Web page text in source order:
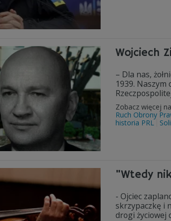
Wojciech
– Dla nas,
1939.
Zobacz więcej
Ruch Obrony
historia PRL
"Wtedy
- Ojciec
skrzypaczkę i
drogi życiowej